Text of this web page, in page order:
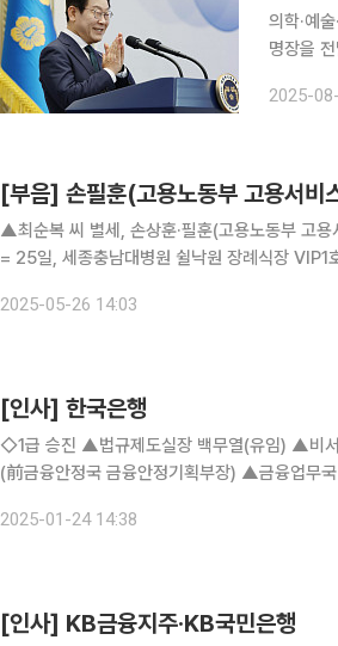
의학·예술·AI·
명장을 전달할 국
우리의
2025-
[부음] 손필훈(고용노동부 고용서비
▲최순복 씨 별세, 손상훈·필훈(고용노동부 고용
= 25일, 세종충남대병원 쉴낙원 장례식장
2025-05-26 14:03
[인사] 한국은행
◇1급 승진 ▲법규제도실장 백무열(유임) ▲비서실장 이동렬(유임) ▲경제통계2국 이홍직(前조사국 물가고용부장) ▲금융검사실 서평석
(前금융안정국 금융안정기획부장) ▲금융업무
2025-01-24 14:38
[인사] KB금융지주·KB국민은행